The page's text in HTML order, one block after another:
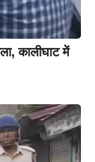
कालीघाट में